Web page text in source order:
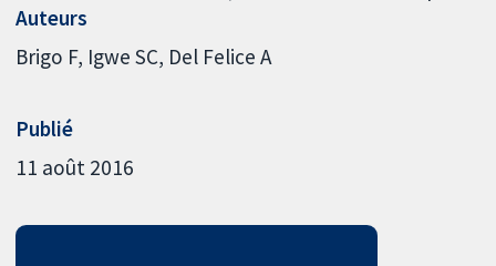
Auteurs
Brigo F Igwe SC Del Felice A
Publié
11 août 2016